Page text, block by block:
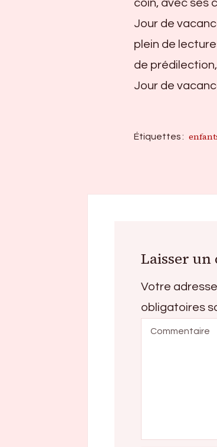
coin, avec ses
Jour de
plein de
de
Jour de
Étiquettes :
Laisser
Votre
obligatoires